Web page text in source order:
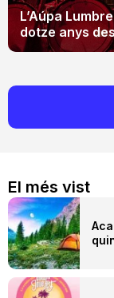
El més vist
L’Aúpa
dotze anys